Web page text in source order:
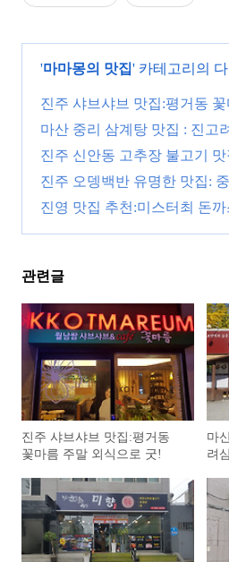
'마마몽의 맛집' 카테고리의
진주 샤브샤브 맛집:평거동
외식으로 굿!
(0)
마산 중리 삼계탕 맛집 : 진고
진하고 걸쭉해!
(0)
진주 신안동 고추장 불고기
또 가고 싶네.
(1)
진주 오뎅백반 유명한 맛집:
소스가 기가 막혀.
(0)
진영 맛집 추천:미스터최 돈
관련글
진주 샤브샤브 맛집:평거동
꽃마름 주말 외식으로 굿!
마